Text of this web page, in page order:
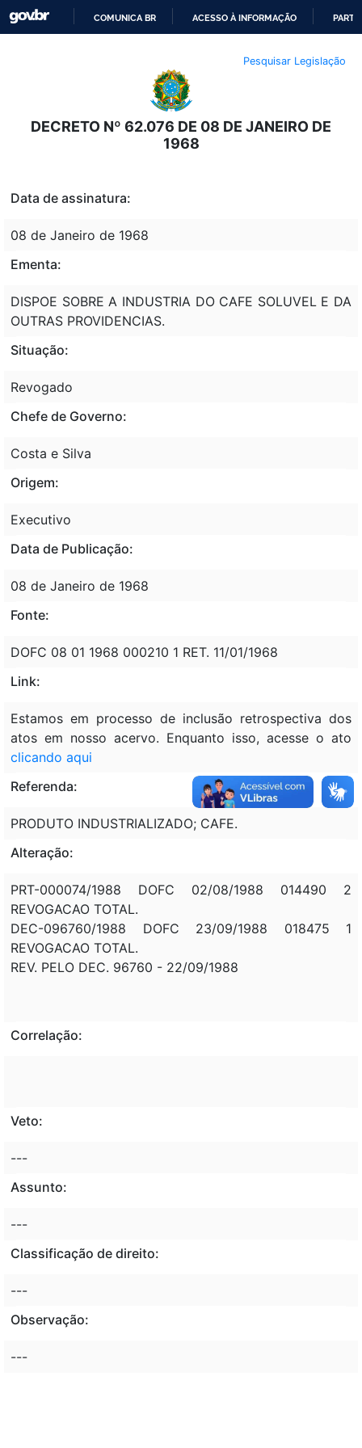
O
CONTEÚDO
COMUNICA BR ACESSO À INFORMAÇÃO
Pesquisar Legislação
DECRETO Nº 62.076 DE 08 DE JANEIRO DE
1968
Data de assinatura:
08 de Janeiro de 1968
Ementa:
DISPOE SOBRE A INDUSTRIA DO CAFE SOLUVEL E DA
OUTRAS PROVIDENCIAS.
Situação:
Revogado
Chefe de Governo:
Costa e Silva
Origem:
Executivo
Data de Publicação:
08 de Janeiro de 1968
Fonte:
DOFC 08 01 1968 000210 1 RET. 11/01/1968
Link:
Estamos em processo de inclusão retrospectiva dos
atos em nosso acervo. Enquanto isso, acesse o ato
clicando aqui
Referenda:
PRODUTO INDUSTRIALIZADO; CAFE.
Alteração:
PRT-000074/1988 DOFC 02/08/1988 014490 2
REVOGACAO TOTAL.
DEC-096760/1988 DOFC 23/09/1988 018475 1
REVOGACAO TOTAL.
REV. PELO DEC. 96760 - 22/09/1988
Correlação:
Veto:
---
Assunto:
---
Classificação de direito:
---
Observação:
---